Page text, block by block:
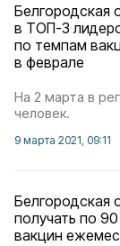
Белгородская
в ТОП-3
по темпам
в феврале
На 2 марта в
человек.
9 марта 2021, 09:11
Белгородская
получать по
вакцин